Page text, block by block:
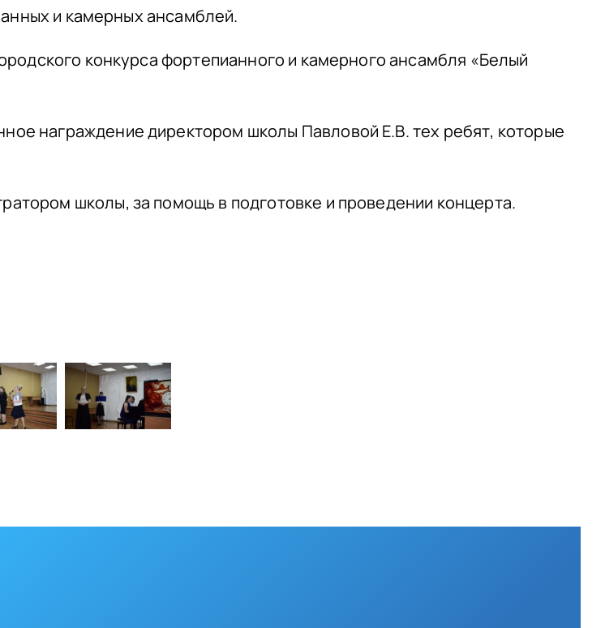
и камерных ансамблей.
конкурса фортепианного и камерного ансамбля «Белый
награждение директором школы Павловой Е.В. тех ребят, которые
школы, за помощь в подготовке и проведении концерта.